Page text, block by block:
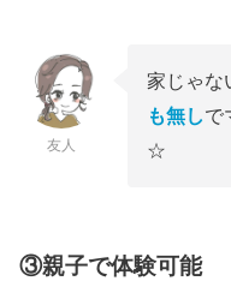
友人
家じゃな
も無しで
☆
③親子で体験可能